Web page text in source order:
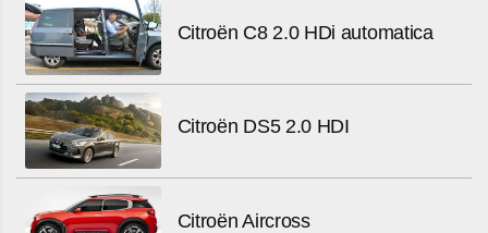
Citroën C8 2.0 HDi automatica
Citroën DS5 2.0 HDI
Citroën Aircross